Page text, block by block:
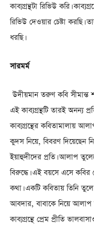
কাব্যগ্রন্থটা রিভিউ করি।
রিভিউ দেওয়ার চেষ্টা করছি।
ধরছি।
সারমর্ম
উদীয়মান তরুণ কবি সীমান্ত
এই কাব্যগ্রন্থটি তারই অনন্য
কাব্যগ্রন্থের কবিতামালায়
কুদস নিয়ে, বিবরণ দিয়েছেন
ইয়াহুদীদের প্রতি। আলাপ
বিরুদ্ধে। এই বয়সে এসে কবির
কথা। একটি কবিতায় তিনি
আবদার, বাবাকে নিয়ে আলাপ
কাব্যগ্রন্থে প্রেম প্রীতি